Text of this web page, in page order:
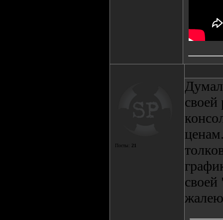
Посты: 21
своей